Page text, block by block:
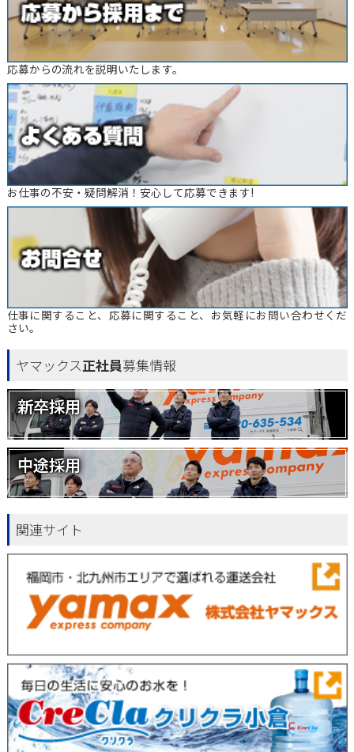
応募からの流れを説明いたします。
お仕事の不安・疑問解消！安心して応募できます!
仕事に関すること、応募に関すること、お気軽にお問い合わせくだ
さい。
ヤマックス正社員募集情報
新卒採用
中途採用
関連サイト